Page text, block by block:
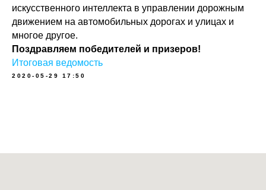
искусственного интеллекта в управлении дорожным
движением на автомобильных дорогах и улицах и
многое другое.
Поздравляем победителей и призеров!
Итоговая ведомость
2020-05-29 17:50